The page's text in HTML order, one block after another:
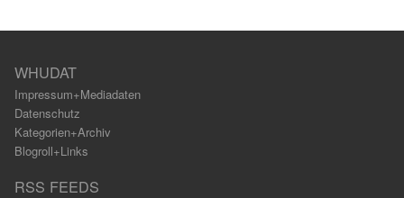
WHUDAT
Impressum+Mediadaten
Datenschutz
Kategorien+Archiv
Blogroll+Links
RSS FEEDS